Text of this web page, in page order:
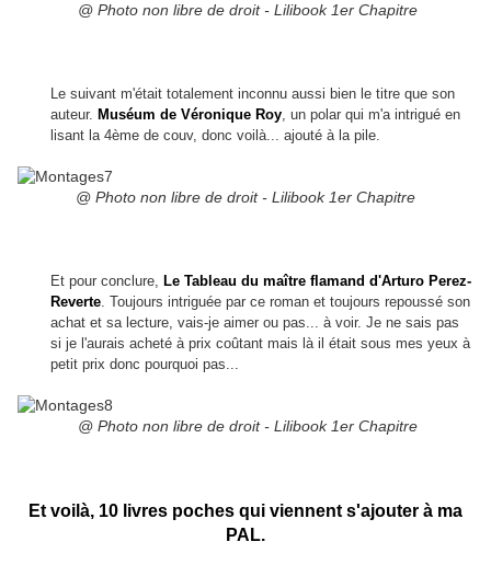
@ Photo non libre de droit - Lilibook 1er Chapitre
Le suivant m'était totalement inconnu aussi bien le titre que son
auteur. Muséum de Véronique Roy, un polar qui m'a intrigué en
lisant la 4ème de couv, donc voilà... ajouté à la pile.
@ Photo non libre de droit - Lilibook 1er Chapitre
Et pour conclure, Le Tableau du maître flamand d'Arturo Perez-
Reverte. Toujours intriguée par ce roman et toujours repoussé son
achat et sa lecture, vais-je aimer ou pas... à voir. Je ne sais pas
si je l'aurais acheté à prix coûtant mais là il était sous mes yeux à
petit prix donc pourquoi pas...
@ Photo non libre de droit - Lilibook 1er Chapitre
Et voilà, 10 livres poches qui viennent s'ajouter à ma
PAL.